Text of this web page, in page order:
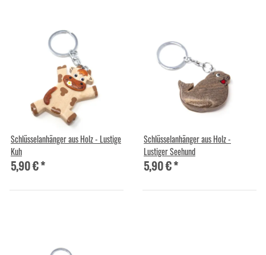
Schlüsselanhänger aus Holz - Lustige
Kuh
5,90 €*
Schlüsselanhänger aus Holz -
Lustiger Seehund
5,90 €*